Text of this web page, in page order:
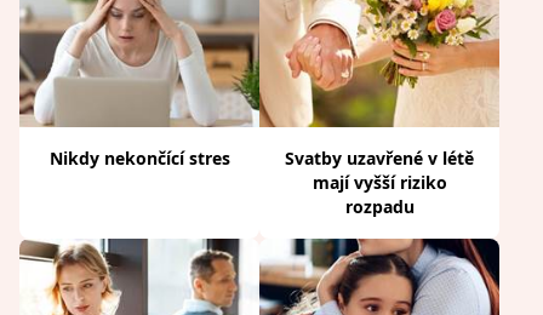
Nikdy nekončící stres
Svatby uzavřené v létě
mají vyšší riziko
rozpadu